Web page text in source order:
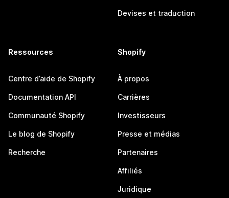
Devises et traduction
Ressources
Centre d’aide de Shopify
Documentation API
Communauté Shopify
Le blog de Shopify
Recherche
Shopify
À propos
Carrières
Investisseurs
Presse et médias
Partenaires
Affiliés
Juridique